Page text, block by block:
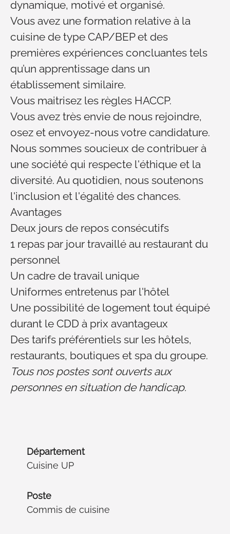
dynamique, motivé et organisé.
Vous avez une formation relative à la
cuisine de type CAP/BEP et des
premières expériences concluantes tels
qu’un apprentissage dans un
établissement similaire.
Vous maitrisez les règles HACCP.
Vous avez très envie de nous rejoindre,
osez et envoyez-nous votre candidature.
Nous sommes soucieux de contribuer à
une société qui respecte l'éthique et la
diversité. Au quotidien, nous soutenons
l'inclusion et l'égalité des chances.
Avantages
Deux jours de repos consécutifs
1 repas par jour travaillé au restaurant du
personnel
Un cadre de travail unique
Uniformes entretenus par l'hôtel
Une possibilité de logement tout équipé
durant le CDD à prix avantageux
Des tarifs préférentiels sur les hôtels,
restaurants, boutiques et spa du groupe.
Tous nos postes sont ouverts aux
personnes en situation de handicap.
Département
Cuisine UP
Poste
Commis de cuisine